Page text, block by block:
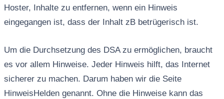
Hoster, Inhalte zu entfernen, wenn ein Hinweis
eingegangen ist, dass der Inhalt zB betrügerisch ist.
Um die Durchsetzung des DSA zu ermöglichen, braucht
es vor allem Hinweise. Jeder Hinweis hilft, das Internet
sicherer zu machen. Darum haben wir die Seite
HinweisHelden genannt. Ohne die Hinweise kann das